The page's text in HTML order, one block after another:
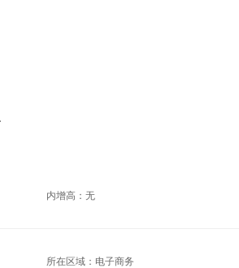
内增高：无
所在区域：电子商务